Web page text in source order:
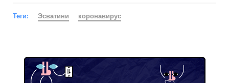
Теги: Эсватини коронавирус